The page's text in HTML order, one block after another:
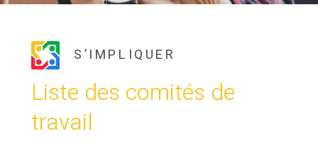
S’IMPLIQUER
Liste des comités de
travail